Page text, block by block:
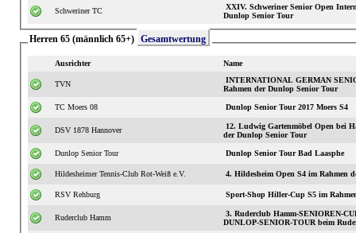
Schweriner TC
XXIV. Schweriner Senior Open International S3 im
Dunlop Senior Tour
Herren 65 (männlich 65+) Gesamtwertung
Ausrichter Name
TVN
INTERNATIONAL GERMAN
Rahmen der Dunlop Senior Tour
TC Moers 08 Dunlop Senior Tour 2017 Moers S4
DSV 1878 Hannover
12. Ludwig Gartenmöbel Open bei
der Dunlop Senior Tour
Dunlop Senior Tour Dunlop Senior Tour Bad Laasphe
Hildesheimer Tennis-Club Rot-Weiß e.V. 4. Hildesheim Open S4 im Rahmen
RSV Rehburg Sport-Shop Hiller-Cup S5 im
Ruderclub Hamm
3. Ruderclub Hamm-SENIOREN-
DUNLOP-SENIOR-TOUR beim